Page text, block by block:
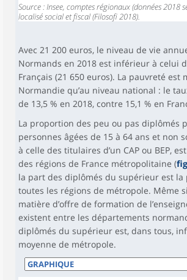
Source : Insee, comptes régionaux (données 2018
localisé social et fiscal (Filosofi 2018).
Avec 21 200 euros, le niveau de vie
Normands en 2018 est inférieur à celui
Français (21 650 euros). La pauvreté est
Normandie qu’au niveau national : le
de 13,5 % en 2018, contre 15,1 % en
La proportion des peu ou pas diplômés
personnes âgées de 15 à 64 ans et non
à celle des titulaires d’un CAP ou BEP,
des régions de France métropolitaine (
la part des diplômés du supérieur est la
toutes les régions de métropole. Même
matière d’offre de formation de
existent entre les départements
diplômés du supérieur est, dans tous,
moyenne de métropole.